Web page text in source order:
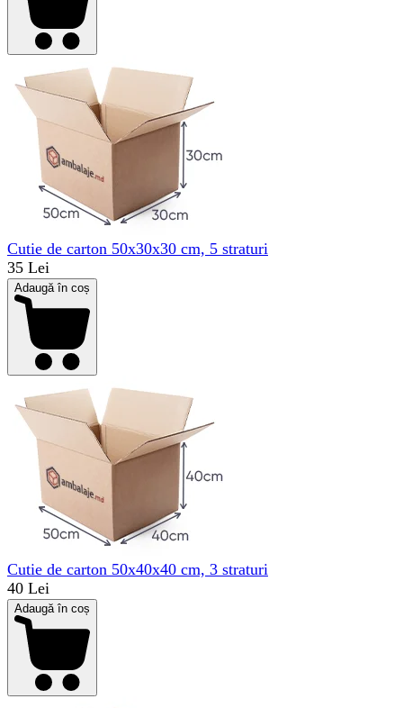
Cutie de carton 50x30x30 cm, 5 straturi
35 Lei
Adaugă în coș
Cutie de carton 50x40x40 cm, 3 straturi
40 Lei
Adaugă în coș